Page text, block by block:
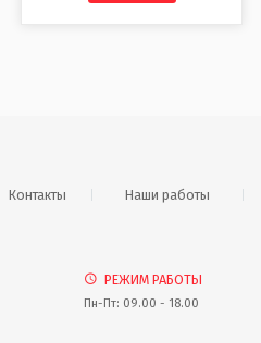
Контакты Наши работы
РЕЖИМ РАБОТЫ
Пн-Пт: 09.00 - 18.00